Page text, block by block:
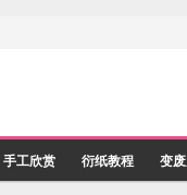
手工欣赏 衍纸教程 变